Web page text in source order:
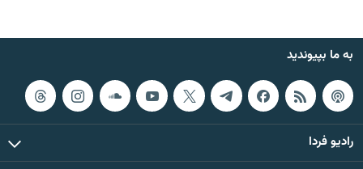
به ما بپیوندید
رادیو فردا